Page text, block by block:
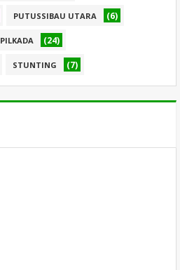
PUTUSSIBAU UTARA (6)
PILKADA (24)
STUNTING (7)